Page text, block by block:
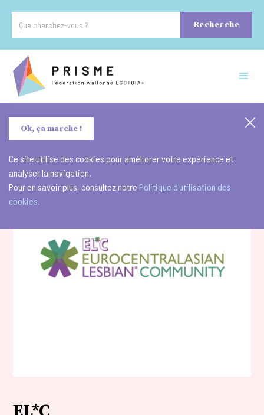
Ce site utilise des cookies pour améliorer votre expérience et
analyser la navigation.
Pour en savoir plus, consultez notre Politique d'utilisation des
cookies.
Ok, ça marche !